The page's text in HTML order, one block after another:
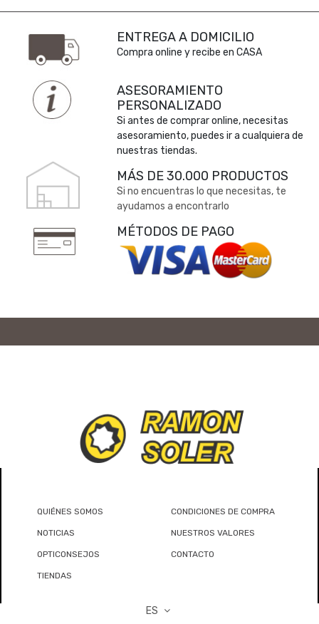
ENTREGA A DOMICILIO
Compra online y recibe en CASA
ASESORAMIENTO
PERSONALIZADO
Si antes de comprar online, necesitas
asesoramiento, puedes ir a cualquiera de
nuestras tiendas.
MÁS DE 30.000 PRODUCTOS
Si no encuentras lo que necesitas, te
ayudamos a encontrarlo
MÉTODOS DE PAGO
QUIÉNES SOMOS CONDICIONES DE COMPRA
NOTICIAS NUESTROS VALORES
OPTICONSEJOS CONTACTO
TIENDAS
ES